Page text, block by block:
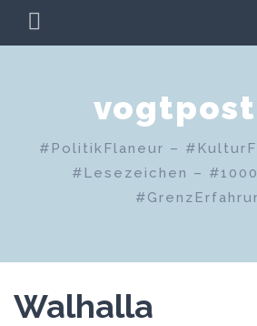
Zum
Inhalt MENÜ
#PolitikFlaneur –
#Lesezeichen –
Walhalla